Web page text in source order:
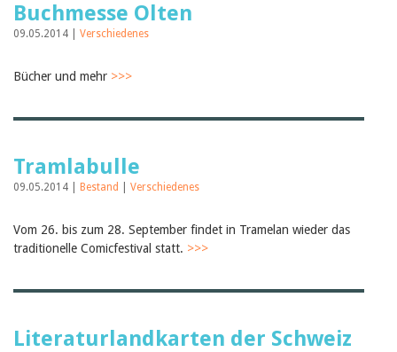
Buchmesse Olten
09.05.2014 | Verschiedenes
Bücher und mehr >>>
Tramlabulle
09.05.2014 | Bestand Verschiedenes
Vom 26. bis zum 28. September findet in Tramelan wieder das
traditionelle Comicfestival statt. >>>
Literaturlandkarten der Schweiz